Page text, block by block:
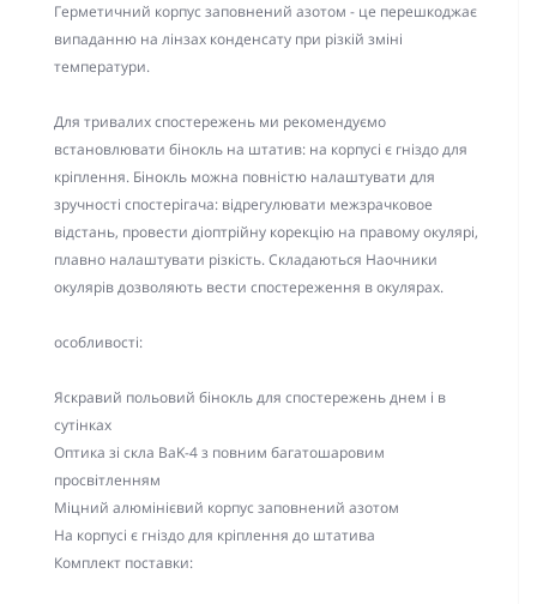
Герметичний корпус заповнений азотом - це перешкоджає
випаданню на лінзах конденсату при різкій зміні
температури.
Для тривалих спостережень ми рекомендуємо
встановлювати бінокль на штатив: на корпусі є гніздо для
кріплення. Бінокль можна повністю налаштувати для
зручності спостерігача: відрегулювати межзрачковое
відстань, провести діоптрійну корекцію на правому окулярі,
плавно налаштувати різкість. Складаються Наочники
окулярів дозволяють вести спостереження в окулярах.
особливості:
Яскравий польовий бінокль для спостережень днем ​​і в
сутінках
Оптика зі скла BaK-4 з повним багатошаровим
просвітленням
Міцний алюмінієвий корпус заповнений азотом
На корпусі є гніздо для кріплення до штатива
Комплект поставки: